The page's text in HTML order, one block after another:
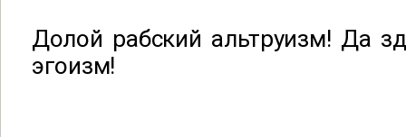
Долой рабский альтруизм! Да
эгоизм!